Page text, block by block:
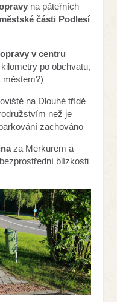
na páteřních
části Podlesí
v centru
po obchvatu,
městem?)
na Dlouhé třídě
než je
zachováno
za Merkurem a
blízkosti